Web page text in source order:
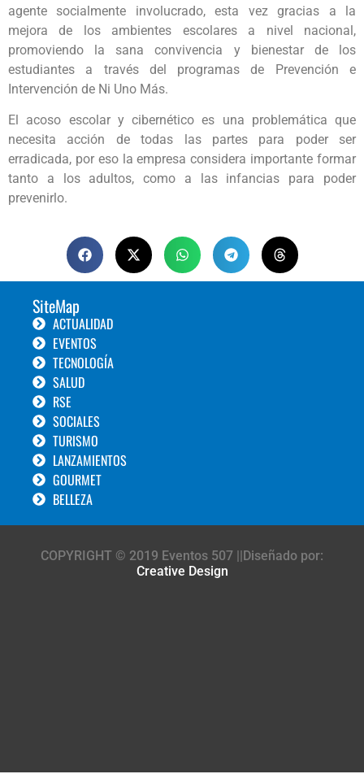
agente socialmente involucrado, esta vez gracias a la
mejora de los ambientes escolares a nivel nacional,
promoviendo la sana convivencia y bienestar de los
estudiantes a través del programas de Prevención e
Intervención de Ni Uno Más.
El acoso escolar y cibernético es una problemática que
necesita acción de todas las partes para poder ser
erradicada, por eso la empresa considera importante formar
tanto a los adultos, como a las infancias para poder
prevenirlo.
SiteMap
ACTUALIDAD
EVENTOS
TECNOLOGÍA
SALUD
RSE
SOCIALES
TURISMO
LANZAMIENTOS
GOURMET
BELLEZA
COPYRIGHT © 2019 Eventos 507 ||Diseñado por:
Creative Design